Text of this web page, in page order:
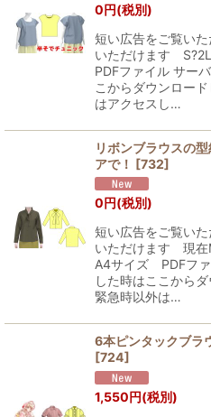
0円(税別)
短い広告をご覧い
いただけます
PDFファイル サー
こからダウンロー
はアクセスし…
リボンブラウスの
アで！ [732]
0円(税別)
短い広告をご覧い
いただけます 現
A4サイズ PDFファ
した時はここから
緊急時以外は…
6本ピンタックブ
[724]
1,550円(税別)